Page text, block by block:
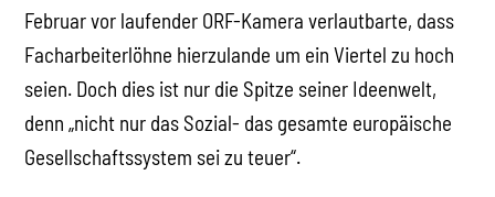
Februar vor laufender ORF-Kamera verlautbarte, dass
Facharbeiterlöhne hierzulande um ein Viertel zu hoch
seien. Doch dies ist nur die Spitze seiner Ideenwelt,
denn „nicht nur das Sozial- das gesamte europäische
Gesellschaftssystem sei zu teuer“.